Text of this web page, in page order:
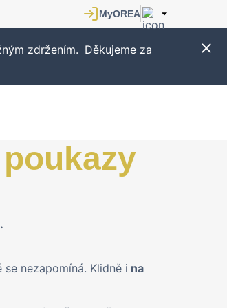
zdržením. Děkujeme za
nezapomíná. Klidně i na